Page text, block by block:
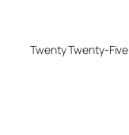
Twenty Twenty-Five